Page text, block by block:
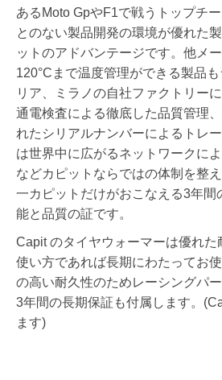
あるMoto GpやF1で戦うトップチ
とのない製品開発の環境が優れた
ットのアドバンテージです。他メ
120°Cまで温度管理ができる製品
リア、ミラノの自社ファクトリー
通電検査による徹底した品質管理
れたシリアルナンバーによるトレ
は世界中に広がるネットワークに
などカピットならではの体制を整
一カピットだけがおこなえる3年間
能と品質の証です。
Capit のタイヤウォーマーは優れた
使い方であれば長期にわたってお
の高い耐久性のためレーシングパ
3年間の長期保証も付属します。
ます)